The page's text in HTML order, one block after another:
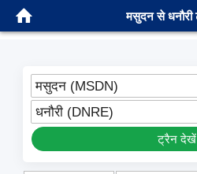
मसुदन से धनौरी
मसुदन (MSDN)
धनौरी (DNRE)
ट्रैन देखें